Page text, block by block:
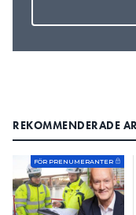
REKOMMENDERADE
FÖR PRENUMERANTER